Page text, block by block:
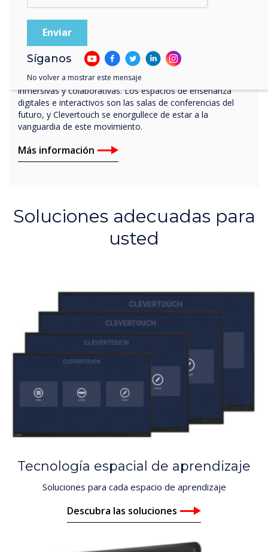
Enseñanza inmersiva
Experiencias de aprendizaje
positivas
La gama de productos Clevertouch ofrece experiencias
inmersivas y colaborativas. Los espacios de enseñanza
digitales e interactivos son las salas de conferencias del
futuro, y Clevertouch se enorgullece de estar a la
vanguardia de este movimiento.
Más información
Soluciones adecuadas para
usted
Tecnología espacial de aprendizaje
Soluciones para cada espacio de aprendizaje
Descubra las soluciones
Síganos
No volver a mostrar este mensaje